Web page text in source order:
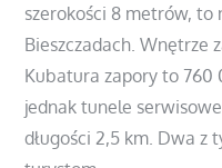
szerokości 8 metrów, to
Bieszczadach. Wnętrze
Kubatura zapory to 760
jednak tunele
długości 2,5 km. Dwa z